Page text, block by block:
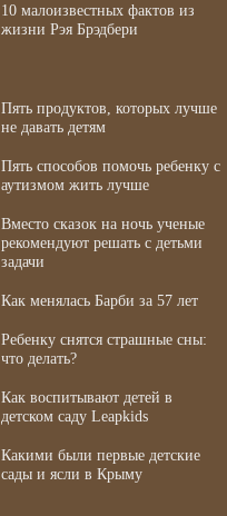
10 малоизвестных фактов из
жизни Рэя Брэдбери
Пять продуктов, которых лучше
не давать детям
Пять способов помочь ребенку с
аутизмом жить лучше
Вместо сказок на ночь ученые
рекомендуют решать с детьми
задачи
Как менялась Барби за 57 лет
Ребенку снятся страшные сны:
что делать?
Как воспитывают детей в
детском саду Leapkids
Какими были первые детские
сады и ясли в Крыму